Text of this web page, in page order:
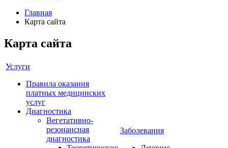
Главная
Карта сайта
Карта сайта
Услуги
Правила оказания
платных медицинских
услуг
Диагностика
Вегетативно-
резонансная
диагностика
Заболевания